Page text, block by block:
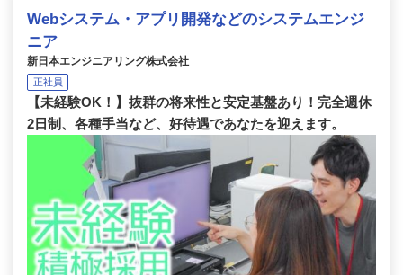
Webシステム・アプリ開発などのシステムエンジ
ニア
新日本エンジニアリング株式会社
正社員
【未経験OK！】抜群の将来性と安定基盤あり！完全週休
2日制、各種手当など、好待遇であなたを迎えます。